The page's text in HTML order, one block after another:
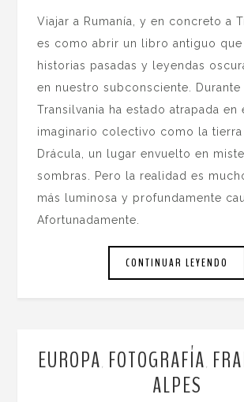
Viajar a Rumanía, y en concreto a
es como abrir un libro antiguo que
historias pasadas y leyendas
en nuestro subconsciente. Durante
Transilvania ha estado atrapada en
imaginario colectivo como la
Drácula, un lugar envuelto en
sombras. Pero la realidad es
más luminosa y profundamente
Afortunadamente.
CONTINUAR LEYENDO
EUROPA, FOTOGRAFÍA,
ALPES